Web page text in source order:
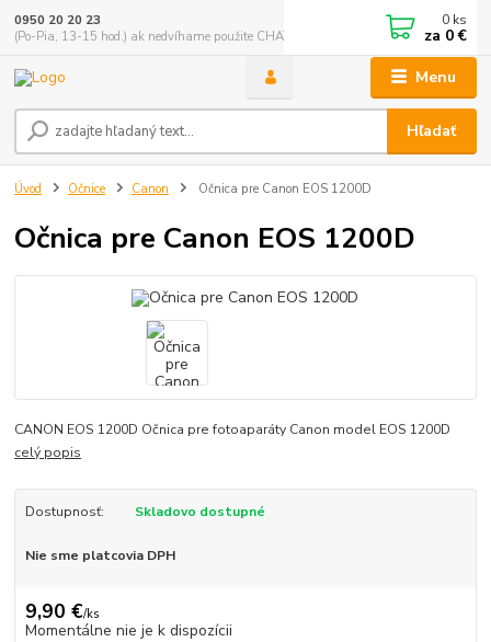
Menu
Hľadať
0950 20 20 23
(Po-Pia, 13-15 hod.) ak nedvíhame použite CHATBOX
0 ks
za 0 €
Úvod Očnice Canon Očnica pre Canon EOS 1200D
Očnica pre Canon EOS 1200D
CANON EOS 1200D Očnica pre fotoaparáty Canon model EOS 1200D
celý popis
Dostupnosť: Skladovo dostupné
Nie sme platcovia DPH
9,90 €/ks
Momentálne nie je k dispozícii